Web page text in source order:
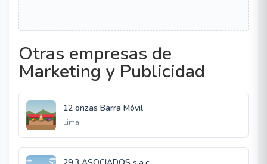
Otras empresas de
Marketing y Publicidad
12 onzas Barra Móvil
Lima